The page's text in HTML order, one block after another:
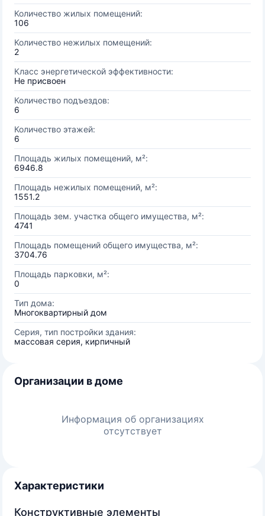
Количество жилых помещений:
106
Количество нежилых помещений:
2
Класс энергетической эффективности:
Не присвоен
Количество подъездов:
6
Количество этажей:
6
Площадь жилых помещений, м²:
6946.8
Площадь нежилых помещений, м²:
1551.2
Площадь зем. участка общего имущества, м²:
4741
Площадь помещений общего имущества, м²:
3704.76
Площадь парковки, м²:
0
Тип дома:
Многоквартирный дом
Серия, тип постройки здания:
массовая серия, кирпичный
Организации в доме
Информация об организациях
отсутствует
Характеристики
Конструктивные элементы